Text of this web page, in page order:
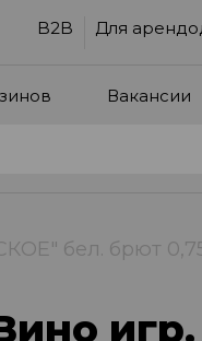
B2B Для
Вакансии
бел. брют